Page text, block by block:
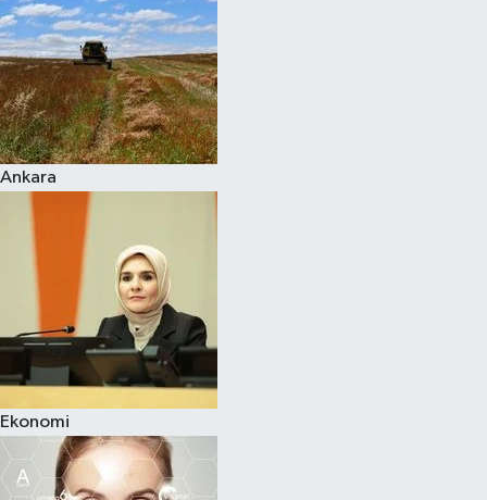
Ankara
Ekonomi
Kültür Sanat
Sağlık
Siyaset
Teknoloji
Televizyon
Yaşam-Çevre